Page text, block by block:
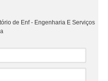
de Enf - Engenharia E Serviços